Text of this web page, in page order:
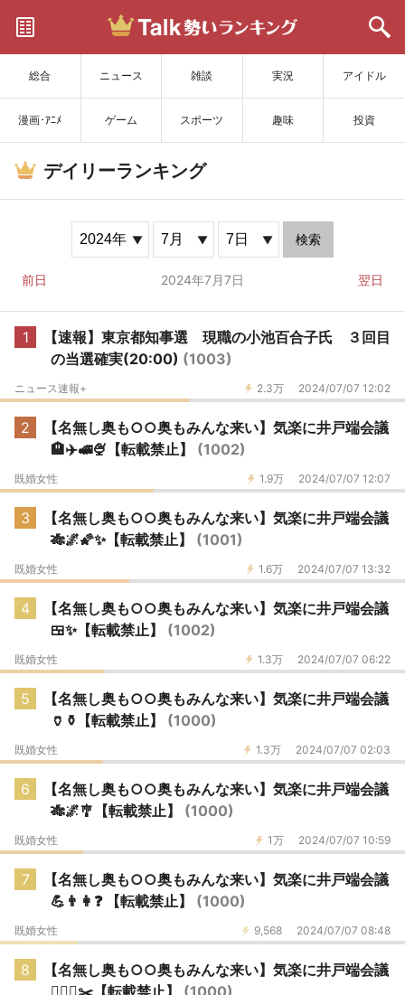
総合 ニュース 雑談 実況 アイドル
漫画･ｱﾆﾒ ゲーム スポーツ 趣味 投資
サイトを更新
デイリーランキング
検索
前日 2024年7月7日 翌日
1
【速報】東京都知事選 現職の小池百合子氏 ３回目
の当選確実(20:00) (1003)
2.3万 2024/07/07 12:02
ニュース速報+
2
【名無し奥も○○奥もみんな来い】気楽に井戸端会議
🏨✈️🚅🍨【転載禁止】 (1002)
1.9万 2024/07/07 12:07
既婚女性
3
【名無し奥も○○奥もみんな来い】気楽に井戸端会議
🎋🌌🌠✨【転載禁止】 (1001)
1.6万 2024/07/07 13:32
既婚女性
4
【名無し奥も○○奥もみんな来い】気楽に井戸端会議
🍱✨【転載禁止】 (1002)
1.3万 2024/07/07 06:22
既婚女性
5
【名無し奥も○○奥もみんな来い】気楽に井戸端会議
🏺⚱️【転載禁止】 (1000)
1.3万 2024/07/07 02:03
既婚女性
6
【名無し奥も○○奥もみんな来い】気楽に井戸端会議
🎋🌌🎐【転載禁止】 (1000)
1万 2024/07/07 10:59
既婚女性
7
【名無し奥も○○奥もみんな来い】気楽に井戸端会議
💪👨👩❓ 【転載禁止】 (1000)
9,568 2024/07/07 08:48
既婚女性
8
【名無し奥も○○奥もみんな来い】気楽に井戸端会議